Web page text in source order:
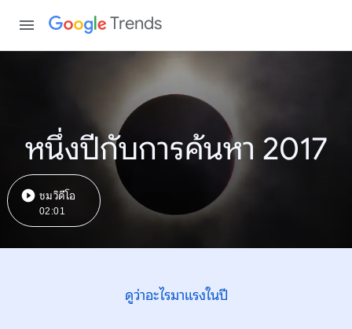
Trends
หนึ่งปีกับการค้นหา 2017
ชมวิดีโอ
02:01
ดูว่าอะไรมาแรงในปี